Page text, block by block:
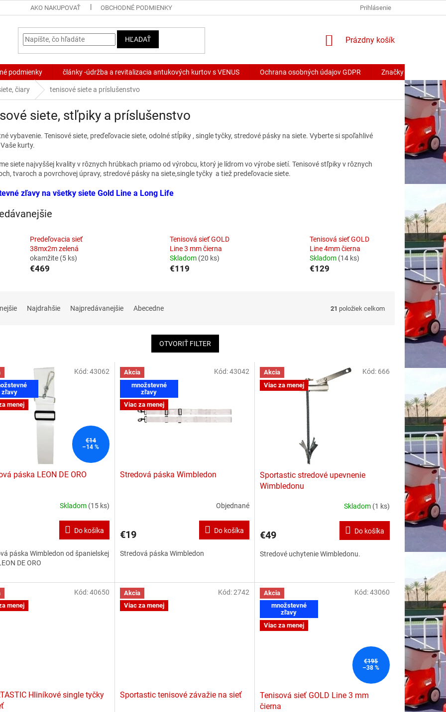
AKO NAKUPOVAŤ OBCHODNÉ PODMIENKY Prihlásenie
HĽADAŤ
NÁKUPNÝ
Prázdny košík
podmienky články -údržba a revitalizacia antukových kurtov s VENUS Ochrana osobných údajov GDPR Značky
čiary tenisové siete a príslušenstvo
siete, stľpiky a príslušenstvo
vybavenie. Tenisové siete, preďeľovacie siete, odolné stĺpiky , single tyčky, stredové pásky na siete. Vyberte si spoľahlivé
kurty.
siete najvyššej kvality v rôznych hrúbkach priamo od výrobcu, ktorý je lídrom vo výrobe sietí. Tenisové stľpiky v rôznych
tvaroch a povrchovej úpravy, stredové pásky na siete,single tyčky a tiež predeľovacie siete.
zľavy na všetky siete Gold Line a Long Life
Predeľovacia sieť
38mx2m zelená
okamžite (5 ks)
€469
Tenisová sieť GOLD
Line 3 mm čierna
Skladom (20 ks)
€119
Tenisová sieť GOLD
Line 4mm čierna
Skladom (14 ks)
€129
Najdrahšie Najpredávanejšie Abecedne 21 položiek celkom
OTVORIŤ FILTER
zľavy
menej
€14
–14 %
páska LEON DE ORO
Skladom (15 ks)
Do košíka
páska Wimbledon od španielskej
DE ORO
Kód:43062
Akcia
množstevné
zľavy
Viac za menej
Stredová páska Wimbledon
Objednané
€19 Do košíka
Stredová páska Wimbledon
Kód:43042
Akcia
Viac za menej
Sportastic stredové upevnenie
Wimbledonu
Skladom (1 ks)
€49 Do košíka
Stredové uchytenie Wimbledonu.
Kód: 666
menej
Hliníkové single tyčky
Kód:40650
Akcia
Viac za menej
Sportastic tenisové závažie na sieť
Kód:2742
Akcia
množstevné
zľavy
Viac za menej
€195
–38 %
Tenisová sieť GOLD Line 3 mm
čierna
Kód:43060